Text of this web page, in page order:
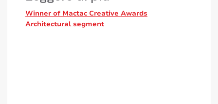
Winner of Mactac Creative Awards
Architectural segment